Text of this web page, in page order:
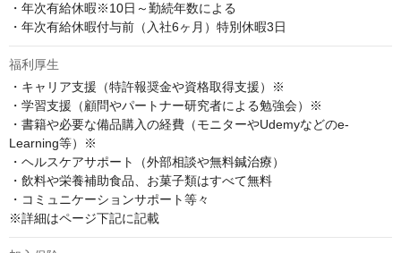
・年次有給休暇※10日～勤続年数による
・年次有給休暇付与前（入社6ヶ月）特別休暇3日
福利厚生
・キャリア支援（特許報奨金や資格取得支援）※
・学習支援（顧問やパートナー研究者による勉強会）※
・書籍や必要な備品購入の経費（モニターやUdemyなどのe-
Learning等）※
・ヘルスケアサポート（外部相談や無料鍼治療）
・飲料や栄養補助食品、お菓子類はすべて無料
・コミュニケーションサポート等々
※詳細はページ下記に記載